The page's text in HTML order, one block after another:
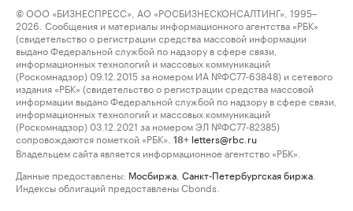
© ООО «БИЗНЕСПРЕСС», АО «РОСБИЗНЕСКОНСАЛТИНГ», 1995–
2026. Сообщения и материалы информационного агентства «РБК»
(свидетельство о регистрации средства массовой информации
выдано Федеральной службой по надзору в сфере связи,
информационных технологий и массовых коммуникаций
(Роскомнадзор) 09.12.2015 за номером ИА №ФС77-63848) и сетевого
издания «РБК» (свидетельство о регистрации средства массовой
информации выдано Федеральной службой по надзору в сфере связи,
информационных технологий и массовых коммуникаций
(Роскомнадзор) 03.12.2021 за номером ЭЛ №ФС77-82385)
сопровождаются пометкой «РБК».
18+ letters@rbc.ru
Владельцем сайта является информационное агентство «РБК».
Данные предоставлены: Мосбиржа Санкт-Петербургская биржа
Индексы облигаций предоставлены Cbonds.